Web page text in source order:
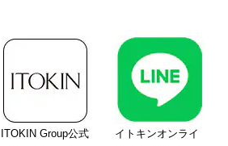
ITOKIN Group公式
イトキンオンライ